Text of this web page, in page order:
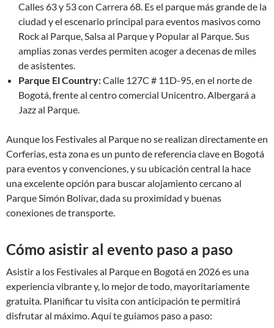
Calles 63 y 53 con Carrera 68. Es el parque más grande de la
ciudad y el escenario principal para eventos masivos como
Rock al Parque, Salsa al Parque y Popular al Parque. Sus
amplias zonas verdes permiten acoger a decenas de miles
de asistentes.
Parque El Country:Calle 127C # 11D-95, en el norte de
Bogotá, frente al centro comercial Unicentro. Albergará a
Jazz al Parque.
Aunque los Festivales al Parque no se realizan directamente en
Corferias, esta zona es un punto de referencia clave en Bogotá
para eventos y convenciones, y su ubicación central la hace
una excelente opción para buscar alojamiento cercano al
Parque Simón Bolívar, dada su proximidad y buenas
conexiones de transporte.
Cómo asistir al evento paso a paso
Asistir a los Festivales al Parque en Bogotá en 2026 es una
experiencia vibrante y, lo mejor de todo, mayoritariamente
gratuita. Planificar tu visita con anticipación te permitirá
disfrutar al máximo. Aquí te guiamos paso a paso: